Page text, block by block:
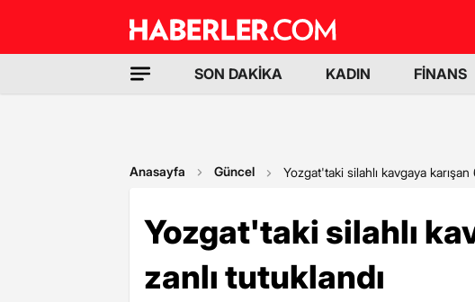
SON DAKİKA KADIN FİNANS
Anasayfa Güncel Yozgat'taki silahlı kavgaya karışan
Yozgat'taki silahlı
zanlı tutuklandı